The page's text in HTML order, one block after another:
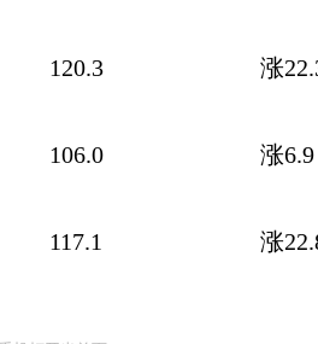
120.3 涨
106.0 涨6.9
117.1 涨